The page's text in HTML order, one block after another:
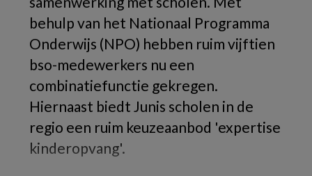
behulp van het Nationaal Programma
Onderwijs (NPO) hebben ruim vijftien
bso-medewerkers nu een
combinatiefunctie gekregen.
Hiernaast biedt Junis scholen in de
regio een ruim keuzeaanbod 'expertise
kinderopvang'.